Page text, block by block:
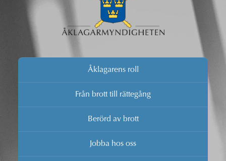
Åklagarens roll
Från brott till rättegång
Berörd av brott
Jobba hos oss